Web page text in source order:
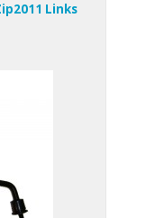
Links